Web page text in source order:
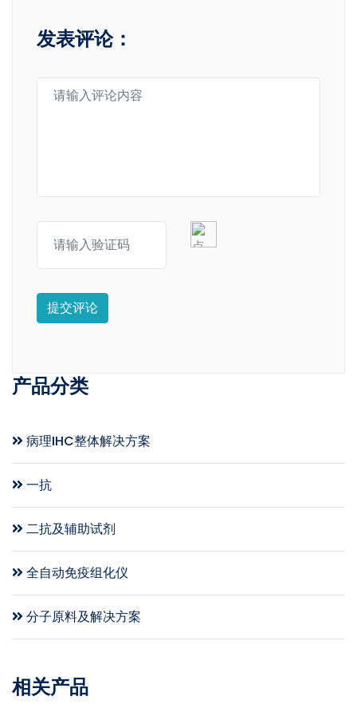
发表评论：
提交评论
产品分类
病理IHC整体解决方案
一抗
二抗及辅助试剂
全自动免疫组化仪
分子原料及解决方案
相关产品